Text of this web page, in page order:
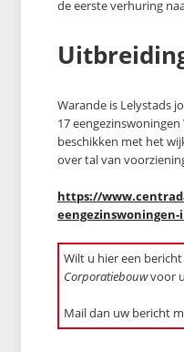
de eerste verhuring
Warande is Lelystads
17
beschikken met het
over tal van
https://
Wilt u hier een
Corporatiebouwvoor
Mail dan uw bericht